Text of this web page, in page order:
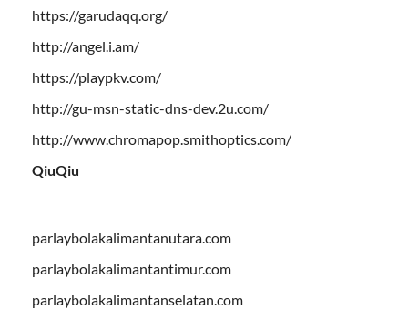
https://garudaqq.org/
http://angel.i.am/
https://playpkv.com/
http://gu-msn-static-dns-dev.2u.com/
http://www.chromapop.smithoptics.com/
QiuQiu
parlaybolakalimantanutara.com
parlaybolakalimantantimur.com
parlaybolakalimantanselatan.com